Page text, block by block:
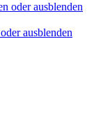
oder ausblenden
ausblenden